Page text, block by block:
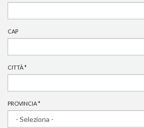
CAP
CITTÀ*
PROVINCIA*